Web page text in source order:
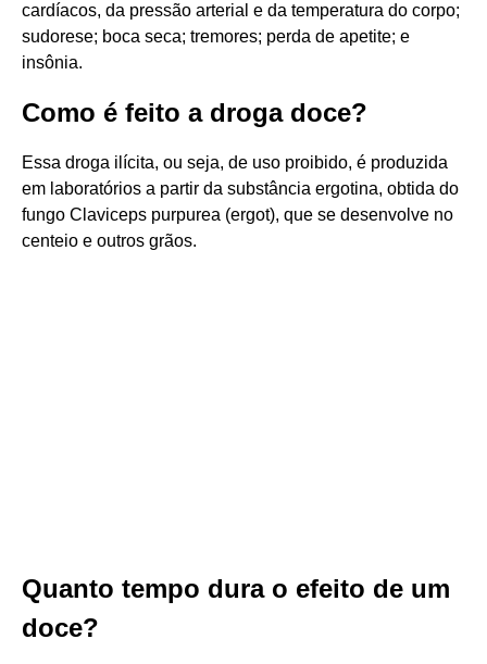
cardíacos, da pressão arterial e da temperatura do corpo;
sudorese; boca seca; tremores; perda de apetite; e
insônia.
Como é feito a droga doce?
Essa droga ilícita, ou seja, de uso proibido, é produzida
em laboratórios a partir da substância ergotina, obtida do
fungo Claviceps purpurea (ergot), que se desenvolve no
centeio e outros grãos.
Quanto tempo dura o efeito de um
doce?